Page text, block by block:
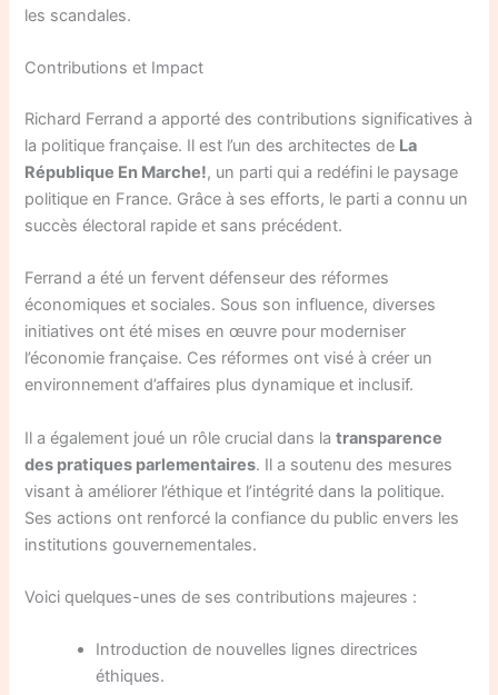
les scandales.
Contributions et Impact
Richard Ferrand a apporté des contributions significatives à
la politique française. Il est l’un des architectes de La
République En Marche!, un parti qui a redéfini le paysage
politique en France. Grâce à ses efforts, le parti a connu un
succès électoral rapide et sans précédent.
Ferrand a été un fervent défenseur des réformes
économiques et sociales. Sous son influence, diverses
initiatives ont été mises en œuvre pour moderniser
l’économie française. Ces réformes ont visé à créer un
environnement d’affaires plus dynamique et inclusif.
Il a également joué un rôle crucial dans latransparence
des pratiques parlementaires. Il a soutenu des mesures
visant à améliorer l’éthique et l’intégrité dans la politique.
Ses actions ont renforcé la confiance du public envers les
institutions gouvernementales.
Voici quelques-unes de ses contributions majeures :
Introduction de nouvelles lignes directrices
éthiques.